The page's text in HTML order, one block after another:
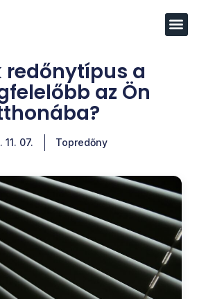
redőnytípus a
az Ön
11. 07. Topredőny